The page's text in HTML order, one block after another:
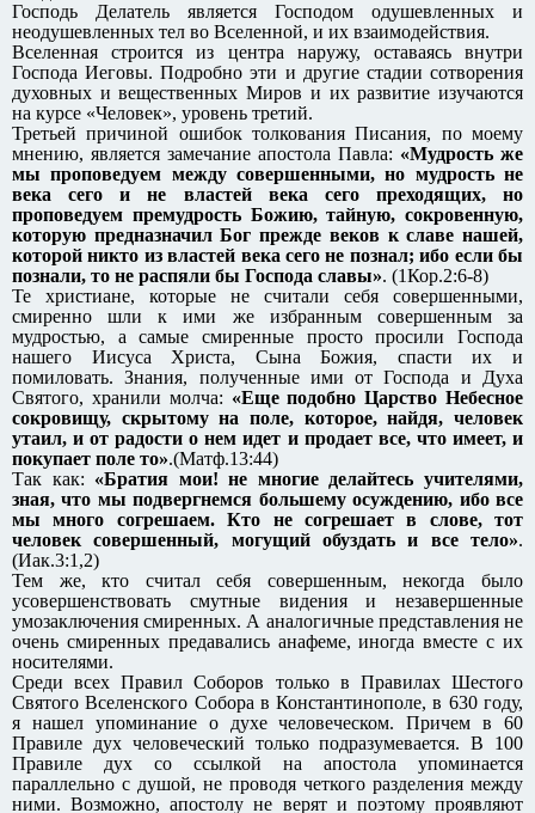
Господь Делатель является Господом одушевленных и
неодушевленных тел во Вселенной, и их взаимодействия.
Вселенная строится из центра наружу, оставаясь внутри
Господа Иеговы. Подробно эти и другие стадии сотворения
духовных и вещественных Миров и их развитие изучаются
на курсе «Человек», уровень третий.
Третьей причиной ошибок толкования Писания, по моему
мнению, является замечание апостола Павла: «Мудрость же
мы проповедуем между совершенными, но мудрость не
века сего и не властей века сего преходящих, но
проповедуем премудрость Божию, тайную, сокровенную,
которую предназначил Бог прежде веков к славе нашей,
которой никто из властей века сего не познал; ибо если бы
познали, то не распяли бы Господа славы». (1Кор.2:6-8)
Те христиане, которые не считали себя совершенными,
смиренно шли к ими же избранным совершенным за
мудростью, а самые смиренные просто просили Господа
нашего Иисуса Христа, Сына Божия, спасти их и
помиловать. Знания, полученные ими от Господа и Духа
Святого, хранили молча: «Еще подобно Царство Небесное
сокровищу, скрытому на поле, которое, найдя, человек
утаил, и от радости о нем идет и продает все, что имеет, и
покупает поле то».(Матф.13:44)
Так как: «Братия мои! не многие делайтесь учителями,
зная, что мы подвергнемся большему осуждению, ибо все
мы много согрешаем. Кто не согрешает в слове, тот
человек совершенный, могущий обуздать и все тело».
(Иак.3:1,2)
Тем же, кто считал себя совершенным, некогда было
усовершенствовать смутные видения и незавершенные
умозаключения смиренных. А аналогичные представления не
очень смиренных предавались анафеме, иногда вместе с их
носителями.
Среди всех Правил Соборов только в Правилах Шестого
Святого Вселенского Собора в Константинополе, в 630 году,
я нашел упоминание о духе человеческом. Причем в 60
Правиле дух человеческий только подразумевается. В 100
Правиле дух со ссылкой на апостола упоминается
параллельно с душой, не проводя четкого разделения между
ними. Возможно, апостолу не верят и поэтому проявляют